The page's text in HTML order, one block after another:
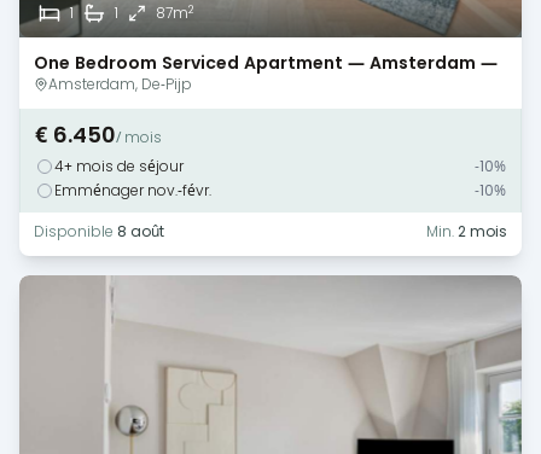
1 1 87m2
One Bedroom Serviced Apartment — Amsterdam —
De Pijp
Amsterdam, De-Pijp
€ 6.450/ mois
4+ mois de séjour
-10%
Emménager nov.-févr.
-10%
Disponible 8 août Min.2 mois